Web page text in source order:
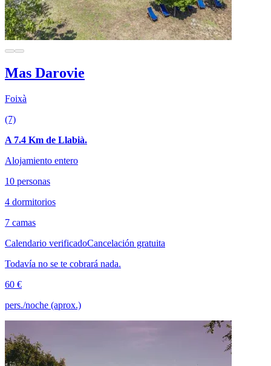
Mas Darovie
Foixà
(7)
A 7.4 Km de Llabià.
Alojamiento entero
10 personas
4 dormitorios
7 camas
Calendario verificadoCancelación gratuita
Todavía no se te cobrará nada.
60 €
pers./noche (aprox.)